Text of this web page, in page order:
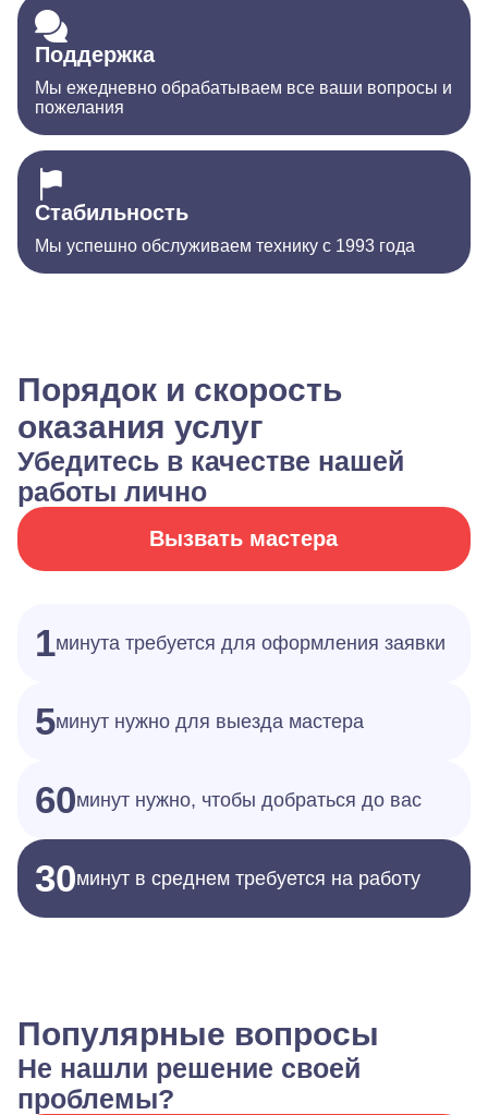
Поддержка
Мы ежедневно обрабатываем все ваши вопросы и
пожелания
Стабильность
Мы успешно обслуживаем технику с 1993 года
Порядок и скорость
оказания услуг
Убедитесь в качестве нашей
работы лично
Вызвать мастера
1минута требуется для оформления заявки
5минут нужно для выезда мастера
60минут нужно, чтобы добраться до вас
30минут в среднем требуется на работу
Популярные вопросы
Не нашли решение своей
проблемы?